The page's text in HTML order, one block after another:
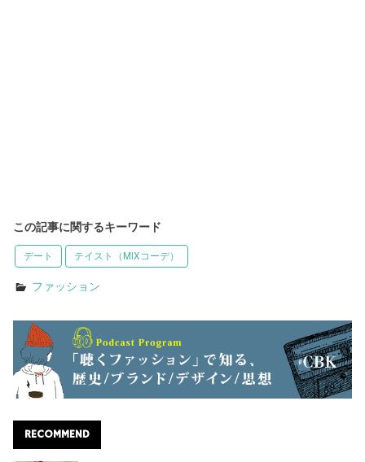
この記事に関するキーワード
デート テイスト（MIXコーデ）
ファッション
RECOMMEND